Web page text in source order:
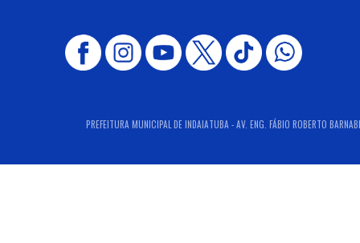
PREFEITURA MUNICIPAL DE INDAIATUBA - AV. ENG. FÁBIO ROBERTO